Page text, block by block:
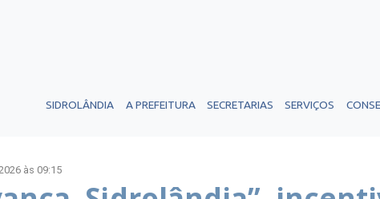
SIDROLÂNDIA A PREFEITURA SECRETARIAS SERVIÇOS
às 09:15